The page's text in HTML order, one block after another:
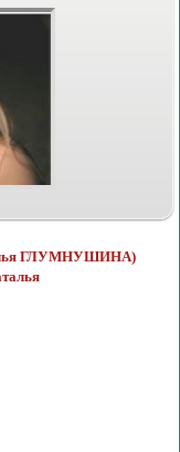
ГЛУМНУШИНА)